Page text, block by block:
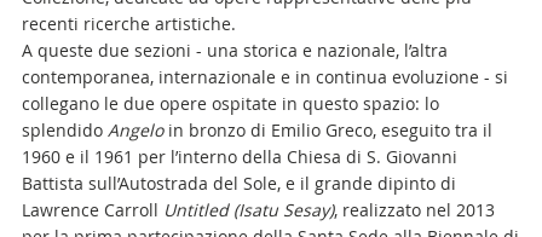
recenti ricerche artistiche.
A queste due sezioni - una storica e nazionale, l’altra
contemporanea, internazionale e in continua evoluzione - si
collegano le due opere ospitate in questo spazio: lo
splendido Angeloin bronzo di Emilio Greco, eseguito tra il
1960 e il 1961 per l’interno della Chiesa di S. Giovanni
Battista sull’Autostrada del Sole, e il grande dipinto di
Lawrence Carroll Untitled (Isatu Sesay), realizzato nel 2013